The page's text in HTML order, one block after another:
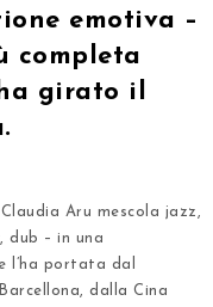
emotiva –
completa
girato il
Aru mescola jazz,
dub – in una
l’ha portata dal
dalla Cina